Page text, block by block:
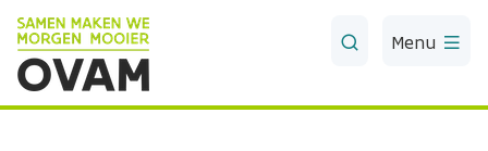
Skip to Main Content
Menu